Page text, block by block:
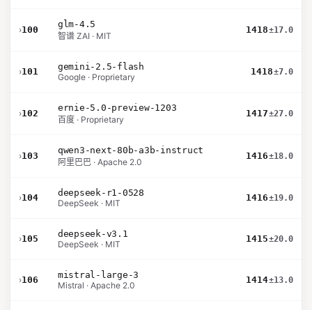
›100
glm-4.5
智谱 ZAI · MIT
1418±17.0
›101
gemini-2.5-flash
Google · Proprietary
1418±7.0
›102
ernie-5.0-preview-1203
百度 · Proprietary
1417±27.0
›103
qwen3-next-80b-a3b-instruct
阿里巴巴 · Apache 2.0
1416±18.0
›104
deepseek-r1-0528
DeepSeek · MIT
1416±19.0
›105
deepseek-v3.1
DeepSeek · MIT
1415±20.0
›106
mistral-large-3
Mistral · Apache 2.0
1414±13.0